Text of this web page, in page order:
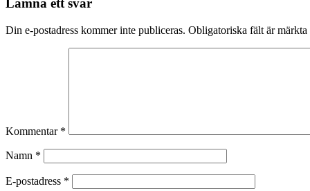
Lämna ett svar
Din e-postadress kommer inte publiceras. Obligatoriska fält är märkta
Kommentar *
Namn *
E-postadress *